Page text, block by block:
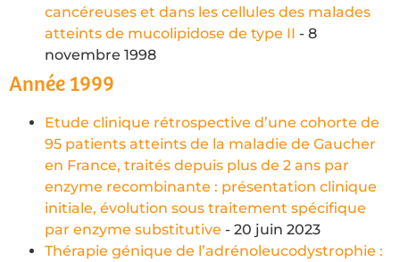
cancéreuses et dans les cellules des malades
atteints de mucolipidose de type II - 8
novembre 1998
Année 1999
Etude clinique rétrospective d’une cohorte de
95 patients atteints de la maladie de Gaucher
en France, traités depuis plus de 2 ans par
enzyme recombinante : présentation clinique
initiale, évolution sous traitement spécifique
par enzyme substitutive - 20 juin 2023
Thérapie génique de l’adrénoleucodystrophie :